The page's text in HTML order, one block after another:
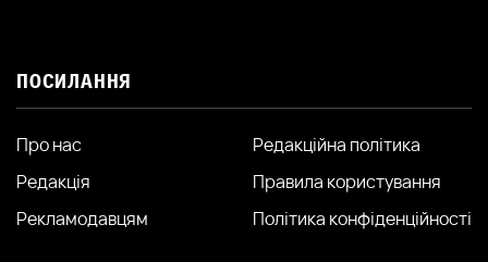
ПОСИЛАННЯ
Про нас
Редакція
Рекламодавцям
Редакційна політика
Правила користування
Політика конфіденційності